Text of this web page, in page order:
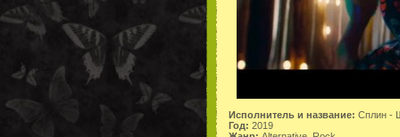
Исполнитель и название: Сплин -
Год: 2019